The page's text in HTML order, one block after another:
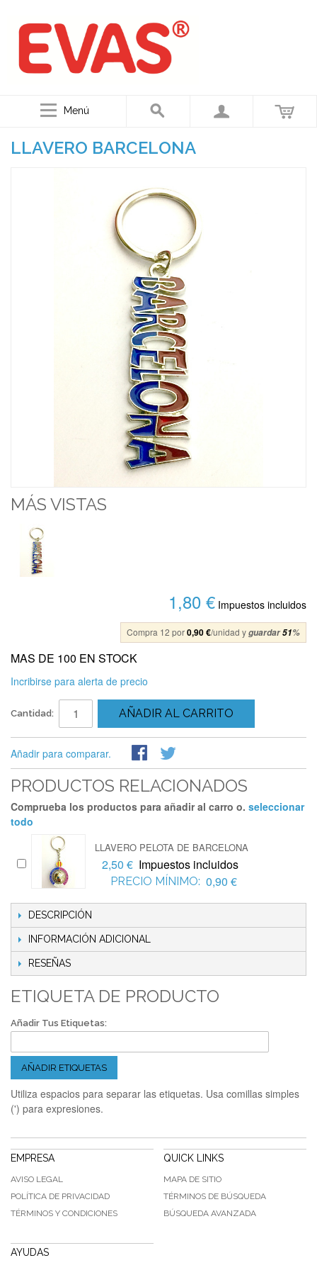
Menú
LLAVERO BARCELONA
MÁS VISTAS
1,80 € Impuestos incluidos
Compra 12 por0,90 €/unidad yguardar51%
MAS DE 100 EN STOCK
Incribirse para alerta de precio
Cantidad: AÑADIR AL CARRITO
Añadir para comparar.
PRODUCTOS RELACIONADOS
Comprueba los productos para añadir al carro o. seleccionar
todo
LLAVERO PELOTA DE BARCELONA
2,50 € Impuestos incluidos
PRECIO MÍNIMO: 0,90 €
DESCRIPCIÓN
INFORMACIÓN ADICIONAL
RESEÑAS
ETIQUETA DE PRODUCTO
Añadir Tus Etiquetas:
AÑADIR ETIQUETAS
Utiliza espacios para separar las etiquetas. Usa comillas simples
(') para expresiones.
EMPRESA
AVISO LEGAL
POLÍTICA DE PRIVACIDAD
TÉRMINOS Y CONDICIONES
QUICK LINKS
MAPA DE SITIO
TÉRMINOS DE BÚSQUEDA
BÚSQUEDA AVANZADA
AYUDAS